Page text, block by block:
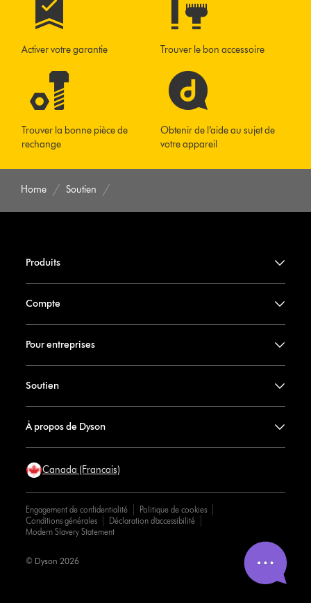
Activer votre garantie Trouver le bon accessoire
Trouver la bonne pièce de
rechange
Obtenir de l’aide au sujet de
votre appareil
Home Soutien
Produits
Compte
Pour entreprises
Soutien
À propos de Dyson
Canada (Francais)
Engagement de confidentialité
Politique de cookies
Conditions générales
Déclaration d’accessibilité
Modern Slavery Statement
© Dyson 2026